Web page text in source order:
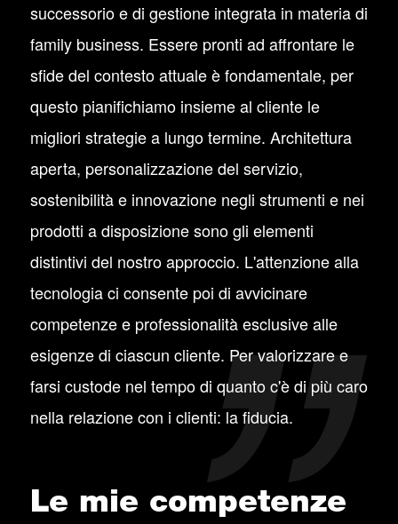
successorio e di gestione integrata in materia di
family business. Essere pronti ad affrontare le
sfide del contesto attuale è fondamentale, per
questo pianifichiamo insieme al cliente le
migliori strategie a lungo termine. Architettura
aperta, personalizzazione del servizio,
sostenibilità e innovazione negli strumenti e nei
prodotti a disposizione sono gli elementi
distintivi del nostro approccio. L'attenzione alla
tecnologia ci consente poi di avvicinare
competenze e professionalità esclusive alle
esigenze di ciascun cliente. Per valorizzare e
farsi custode nel tempo di quanto c'è di più caro
nella relazione con i clienti: la fiducia.
Le mie competenze